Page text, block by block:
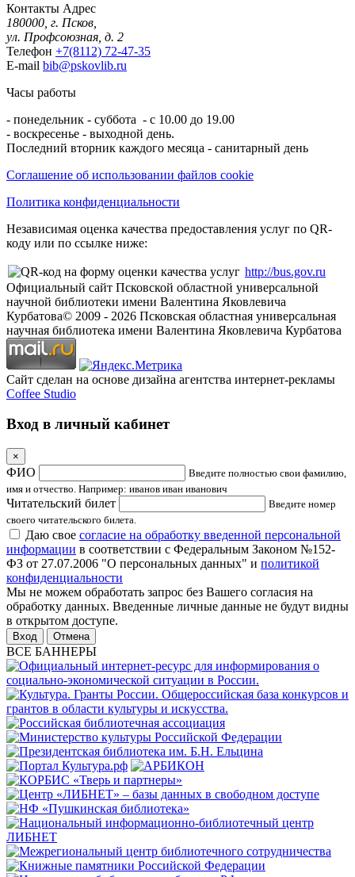
Контакты Адрес
180000, г. Псков,
ул. Профсоюзная, д. 2
Телефон +7(8112) 72-47-35
E-mail bib@pskovlib.ru
Часы работы
- понедельник - суббота - с 10.00 до 19.00
- воскресенье - выходной день.
Последний вторник каждого месяца - санитарный день
Соглашение об использовании файлов cookie
Политика конфиденциальности
Независимая оценка качества предоставления услуг по QR-
коду или по ссылке ниже:
http://bus.gov.ru
Официальный сайт Псковской областной универсальной
научной библиотеки имени Валентина Яковлевича
Курбатова© 2009 - 2026 Псковская областная универсальная
научная библиотека имени Валентина Яковлевича Курбатова
Сайт сделан на основе дизайна агентства интернет-рекламы
Coffee Studio
Вход в личный кабинет
×
ФИО
Введите полностью свои фамилию,
имя и отчество. Например: иванов иван иванович
Читательский билет
Введите номер
своего читательского билета.
Даю свое согласие на обработку введенной персональной
информации в соответствии с Федеральным Законом №152-
ФЗ от 27.07.2006 "О персональных данных" и политикой
конфиденциальности
Мы не можем обработать запрос без Вашего согласия на
обработку данных. Введенные личные данные не будут видны
в открытом доступе.
Отмена
ВСЕ БАННЕРЫ